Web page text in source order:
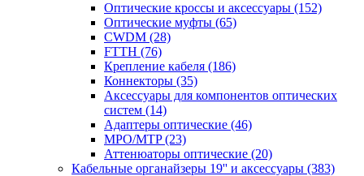
Оптические кроссы и аксессуары (152)
Оптические муфты (65)
CWDM (28)
FTTH (76)
Крепление кабеля (186)
Коннекторы (35)
Аксессуары для компонентов оптических
систем (14)
Адаптеры оптические (46)
MPO/MTP(23)
Аттенюаторы оптические (20)
Кабельные органайзеры 19'' и аксессуары (383)